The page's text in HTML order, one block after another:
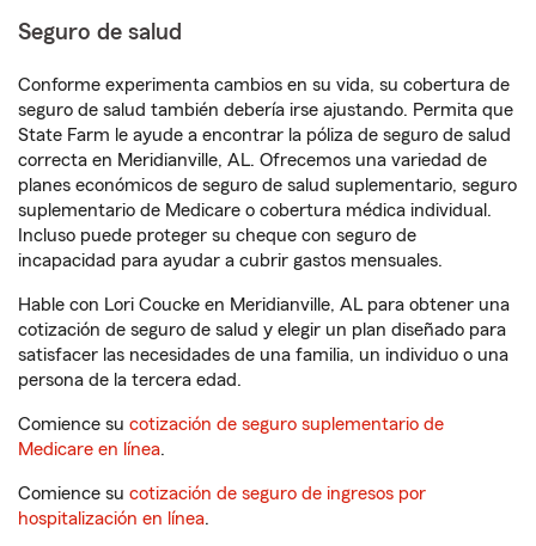
Seguro de salud
Conforme experimenta cambios en su vida, su cobertura de
seguro de salud también debería irse ajustando. Permita que
State Farm le ayude a encontrar la póliza de seguro de salud
correcta en Meridianville, AL. Ofrecemos una variedad de
planes económicos de seguro de salud suplementario, seguro
suplementario de Medicare o cobertura médica individual.
Incluso puede proteger su cheque con seguro de
incapacidad para ayudar a cubrir gastos mensuales.
Hable con Lori Coucke en Meridianville, AL para obtener una
cotización de seguro de salud y elegir un plan diseñado para
satisfacer las necesidades de una familia, un individuo o una
persona de la tercera edad.
Comience su cotización de seguro suplementario de
Medicare en línea.
Comience su cotización de seguro de ingresos por
hospitalización en línea.